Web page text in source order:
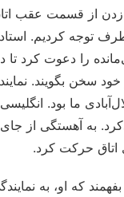
از قسمت عقب
توجه کردیم. استاد
را دعوت کرد تا
سخن بگویند.
ما بود.
به آهستگی از جای
حرکت کرد.
که او، به